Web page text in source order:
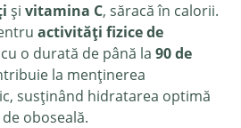
șivitamina C, săracă în calorii.
activități fizice de
o durată de până la90 de
la menținerea
susținând hidratarea optimă
oboseală.